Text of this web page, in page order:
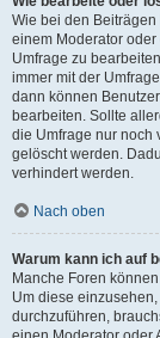
Wie bei den
einem Moderator
Umfrage zu
immer mit der
dann können
bearbeiten. Sollte
die Umfrage nur noch
gelöscht werden.
verhindert werden.
Nach oben
Warum kann ich auf
Manche Foren
Um diese
durchzuführen,